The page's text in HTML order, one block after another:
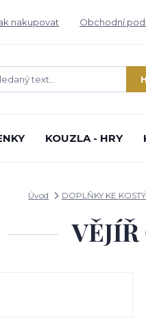
nakupovat Obchodní
KOUZLA - HRY
Úvod DOPLŇKY KE